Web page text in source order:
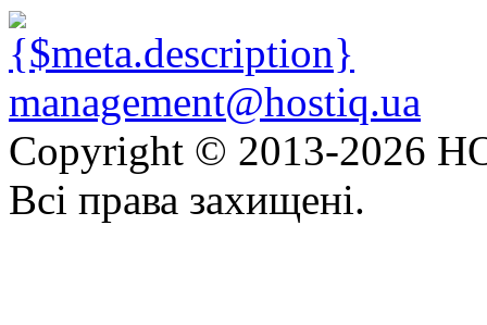
management@hostiq.ua
Copyright © 2013-2026
Всі права захищені.